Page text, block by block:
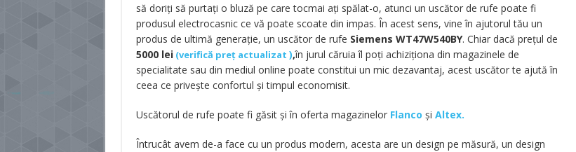
să doriţi să purtaţi o bluză pe care tocmai aţi spălat-o, atunci un uscător de rufe poate fi
produsul electrocasnic ce vă poate scoate din impas. În acest sens, vine în ajutorul tău un
produs de ultimă generaţie, un uscător de rufe Siemens WT47W540BY. Chiar dacă preţul de
5000 lei (verifică preț actualizat ),în jurul căruia îl poţi achiziţiona din magazinele de
specialitate sau din mediul online poate constitui un mic dezavantaj, acest uscător te ajută în
ceea ce priveşte confortul şi timpul economisit.
Uscătorul de rufe poate fi găsit și în oferta magazinelor Flanco și Altex.
Întrucât avem de-a face cu un produs modern, acesta are un design pe măsură, un design